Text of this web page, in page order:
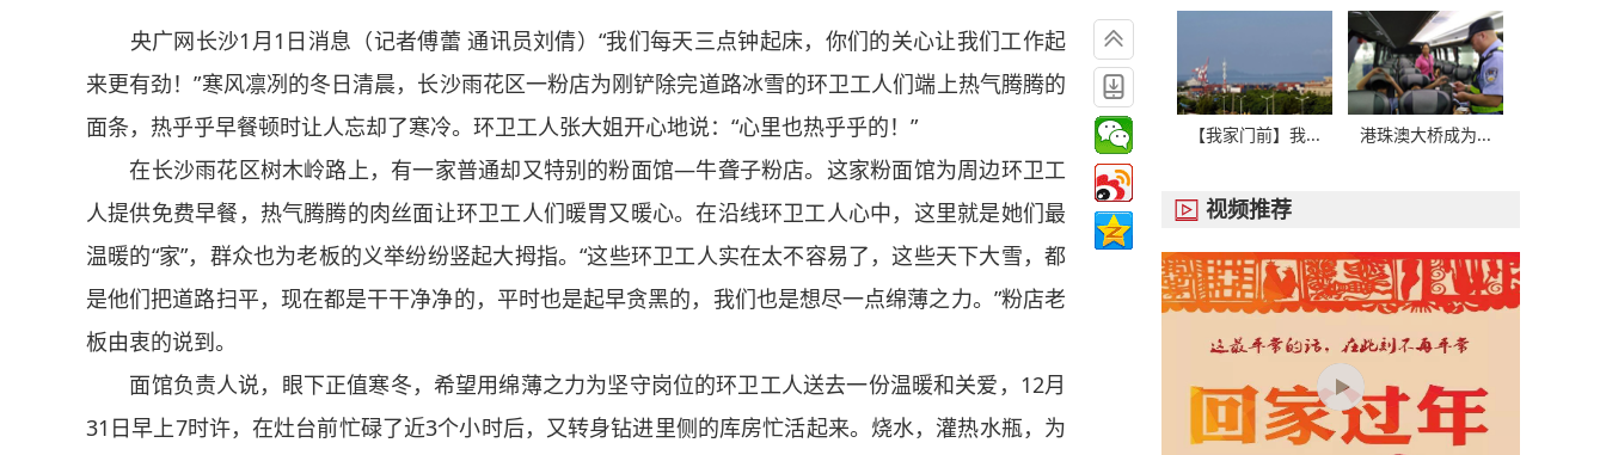
央广网长沙1月1日消息（记者傅蕾 通讯员刘倩）“我们每天三点钟起床，你们的关心让我们工作起
来更有劲！”寒风凛冽的冬日清晨，长沙雨花区一粉店为刚铲除完道路冰雪的环卫工人们端上热气腾腾的
面条，热乎乎早餐顿时让人忘却了寒冷。环卫工人张大姐开心地说：“心里也热乎乎的！”
在长沙雨花区树木岭路上，有一家普通却又特别的粉面馆—牛聋子粉店。这家粉面馆为周边环卫工
人提供免费早餐，热气腾腾的肉丝面让环卫工人们暖胃又暖心。在沿线环卫工人心中，这里就是她们最
温暖的“家”，群众也为老板的义举纷纷竖起大拇指。“这些环卫工人实在太不容易了，这些天下大雪，都
是他们把道路扫平，现在都是干干净净的，平时也是起早贪黑的，我们也是想尽一点绵薄之力。”粉店老
板由衷的说到。
面馆负责人说，眼下正值寒冬，希望用绵薄之力为坚守岗位的环卫工人送去一份温暖和关爱，12月
31日早上7时许，在灶台前忙碌了近3个小时后，又转身钻进里侧的库房忙活起来。烧水，灌热水瓶，为


【我家门前】我... 港珠澳大桥成为...
 视频推荐